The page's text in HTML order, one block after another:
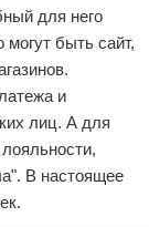
для него
быть сайт,
и
лиц. А для
В настоящее